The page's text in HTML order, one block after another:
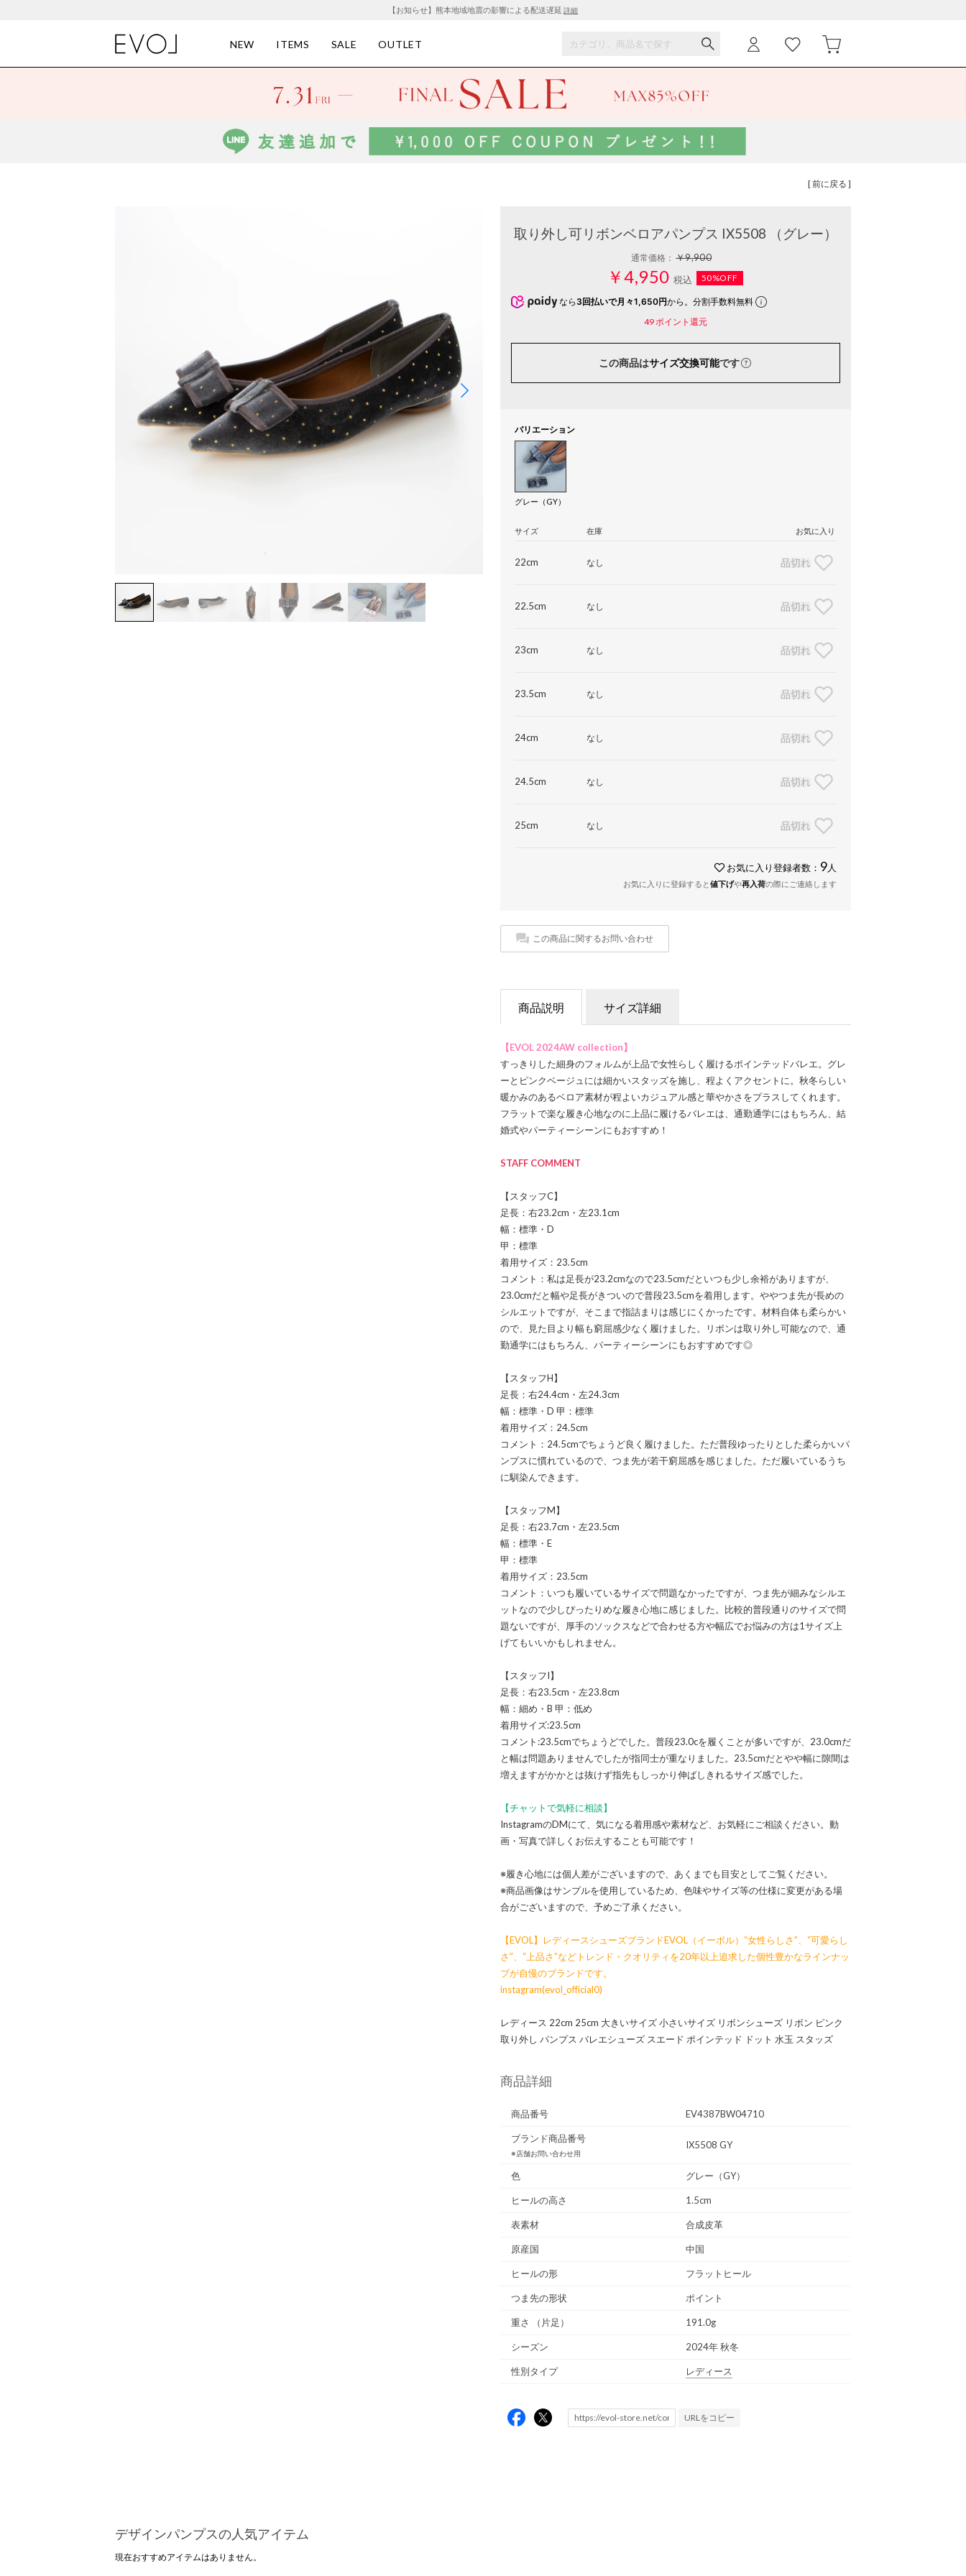
【お知らせ】熊本地域地震の影響による配送遅延 詳細
NEW ITEMS SALE OUTLET
[ 前に戻る ]
取り外し可リボンベロアパンプス IX5508 （グレー）
通常価格：￥9,900
￥4,950 税込 50%OFF
なら 3回払いで月々1,650円から。分割手数料無料
49 ポイント還元
この商品はサイズ交換可能です
バリエーション
グレー（GY）
サイズ 在庫 お気に入り
22cm なし 品切れ
22.5cm なし 品切れ
23cm なし 品切れ
23.5cm なし 品切れ
24cm なし 品切れ
24.5cm なし 品切れ
25cm なし 品切れ
お気に入り登録者数： 9 人
お気に入りに登録すると値下げや再入荷の際にご連絡します
この商品に関するお問い合わせ
商品説明 サイズ詳細
【EVOL 2024AW collection】
すっきりした細身のフォルムが上品で女性らしく履けるポインテッドバレエ。グレ
ーとピンクベージュには細かいスタッズを施し、程よくアクセントに。秋冬らしい
暖かみのあるベロア素材が程よいカジュアル感と華やかさをプラスしてくれます。
フラットで楽な履き心地なのに上品に履けるバレエは、通勤通学にはもちろん、結
婚式やパーティーシーンにもおすすめ！
STAFF COMMENT
【スタッフC】
足長：右23.2cm・左23.1cm
幅：標準・D
甲：標準
着用サイズ：23.5cm
コメント：私は足長が23.2cmなので23.5cmだといつも少し余裕がありますが、
23.0cmだと幅や足長がきついので普段23.5cmを着用します。ややつま先が長めの
シルエットですが、そこまで指詰まりは感じにくかったです。材料自体も柔らかい
ので、見た目より幅も窮屈感少なく履けました。リボンは取り外し可能なので、通
勤通学にはもちろん、パーティーシーンにもおすすめです◎
【スタッフH】
足長：右24.4cm・左24.3cm
幅：標準・D 甲：標準
着用サイズ：24.5cm
コメント：24.5cmでちょうど良く履けました。ただ普段ゆったりとした柔らかいパ
ンプスに慣れているので、つま先が若干窮屈感を感じました。ただ履いているうち
に馴染んできます。
【スタッフM】
足長：右23.7cm・左23.5cm
幅：標準・E
甲：標準
着用サイズ：23.5cm
コメント：いつも履いているサイズで問題なかったですが、つま先が細みなシルエ
ットなので少しぴったりめな履き心地に感じました。比較的普段通りのサイズで問
題ないですが、厚手のソックスなどで合わせる方や幅広でお悩みの方は1サイズ上
げてもいいかもしれません。
【スタッフI】
足長：右23.5cm・左23.8cm
幅：細め・B 甲：低め
着用サイズ:23.5cm
コメント:23.5cmでちょうどでした。普段23.0cを履くことが多いですが、23.0cmだ
と幅は問題ありませんでしたが指同士が重なりました。23.5cmだとやや幅に隙間は
増えますがかかとは抜けず指先もしっかり伸ばしきれるサイズ感でした。
【チャットで気軽に相談】
InstagramのDMにて、気になる着用感や素材など、お気軽にご相談ください。動
画・写真で詳しくお伝えすることも可能です！
※履き心地には個人差がございますので、あくまでも目安としてご覧ください。
※商品画像はサンプルを使用しているため、色味やサイズ等の仕様に変更がある場
合がございますので、予めご了承ください。
【EVOL】レディースシューズブランドEVOL（イーボル）“女性らしさ”、“可愛らし
さ”、“上品さ”などトレンド・クオリティを20年以上追求した個性豊かなラインナッ
プが自慢のブランドです。
instagram(evol_official0)
レディース 22cm 25cm 大きいサイズ 小さいサイズ リボンシューズ リボン ピンク
取り外し パンプス バレエシューズ スエード ポインテッド ドット 水玉 スタッズ
商品詳細
商品番号 EV4387BW04710
ブランド商品番号
※店舗お問い合わせ用
IX5508 GY
色 グレー（GY）
ヒールの高さ 1.5cm
表素材 合成皮革
原産国 中国
ヒールの形 フラットヒール
つま先の形状 ポイント
重さ （片足） 191.0g
シーズン 2024年 秋冬
性別タイプ レディース
URLをコピー
デザインパンプスの人気アイテム
現在おすすめアイテムはありません。